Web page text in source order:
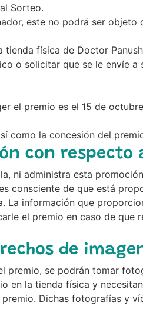
Sorteo.
este no podrá ser
tienda física de Doctor
o solicitar que se le envíe
el premio es el 15 de
como la concesión del
con respecto
ni administra esta
consciente de que está
La información que
el premio en caso de que
de
premio, se podrán tomar
en la tienda física y
Dichas fotografías y